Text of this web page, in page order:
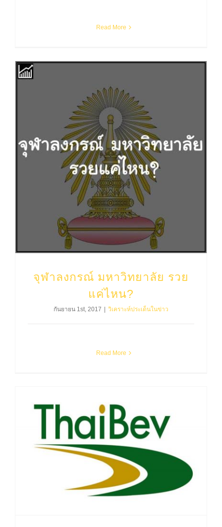
Read More
จุฬาลงกรณ์ มหาวิทยาลัย รวย
แค่ไหน?
กันยายน 1st, 2017 วิเคราะห์ประเด็นในข่าว
Read More